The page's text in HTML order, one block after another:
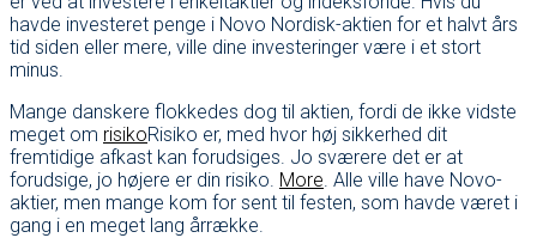
havde investeret penge i Novo Nordisk-aktien for et halvt års
tid siden eller mere, ville dine investeringer være i et stort
minus.
Mange danskere flokkedes dog til aktien, fordi de ikke vidste
meget om risikoRisiko er, med hvor høj sikkerhed dit
fremtidige afkast kan forudsiges. Jo sværere det er at
forudsige, jo højere er din risiko. More. Alle ville have Novo-
aktier, men mange kom for sent til festen, som havde været i
gang i en meget lang årrække.